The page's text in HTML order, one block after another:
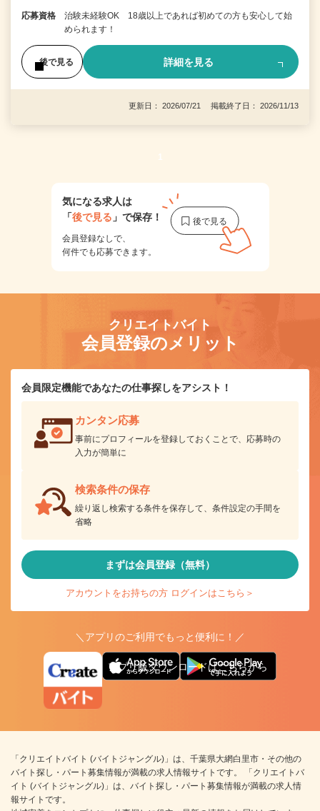
応募資格
治験未経験OK 18歳以上であれば初めての方も安心して始
められます！
後で見る 詳細を見る
更新日： 2026/07/21 掲載終了日： 2026/11/13
1
気になる求人は
「後で見る 」で保存！
会員登録なしで、
何件でも応募できます。
クリエイトバイト
会員登録のメリット
会員限定機能であなたの仕事探しをアシスト！
カンタン応募
事前にプロフィールを登録しておくことで、応募時の
入力が簡単に
検索条件の保存
繰り返し検索する条件を保存して、条件設定の手間を
省略
まずは会員登録（無料）
アカウントをお持ちの方 ログインはこちら＞
＼アプリのご利用でもっと便利に！／
アプリ版ダウンロードはこちらから
「クリエイトバイト (バイトジャングル)」は、千葉県大網白里市・その他の
バイト探し・パート募集情報が満載の求人情報サイトです。 「クリエイトバ
イト (バイトジャングル)」は、バイト探し・パート募集情報が満載の求人情
報サイトです。